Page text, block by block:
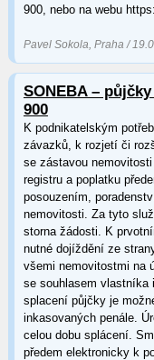
900, nebo na webu
Pavel Sokola, Praha /
SONEBA –
900
K podnikatelským
závazků, k rozjetí či
se zástavou
registru a poplatku
posouzením,
nemovitosti. Za tyto
storna žádosti. K
nutné dojíždění ze
všemi nemovitostmi na
se souhlasem vlastníka
splacení půjčky je
inkasovaných penále.
celou dobu splácení.
předem elektronicky k